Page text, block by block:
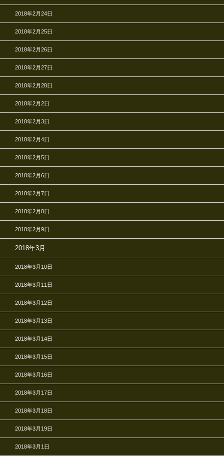
2018年2月24日
2018年2月25日
2018年2月26日
2018年2月27日
2018年2月28日
2018年2月2日
2018年2月3日
2018年2月4日
2018年2月5日
2018年2月6日
2018年2月7日
2018年2月8日
2018年2月9日
2018年3月
2018年3月10日
2018年3月11日
2018年3月12日
2018年3月13日
2018年3月14日
2018年3月15日
2018年3月16日
2018年3月17日
2018年3月18日
2018年3月19日
2018年3月1日